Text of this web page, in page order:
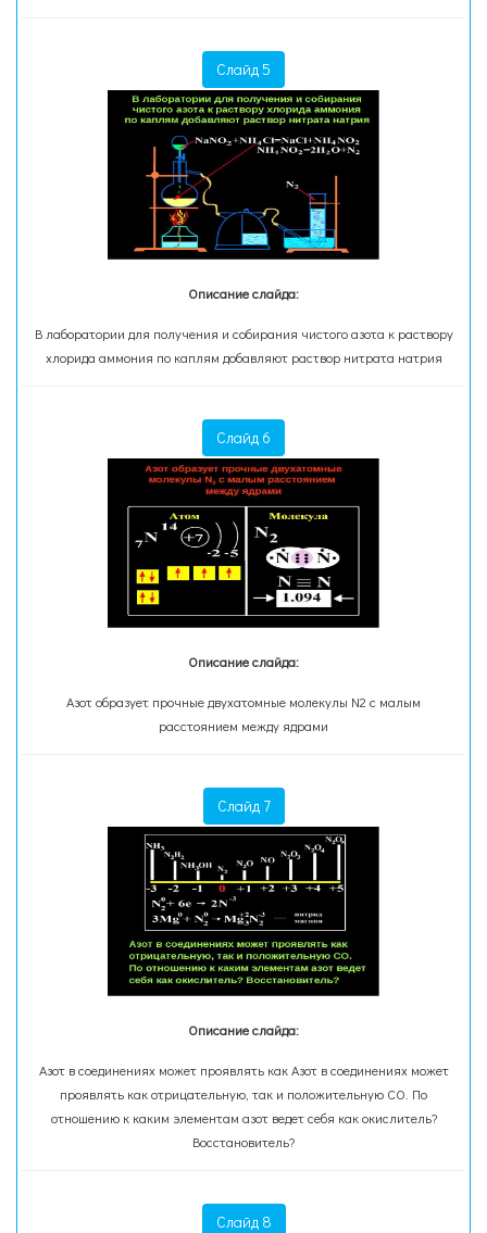
Слайд 5
Описание слайда:
В лаборатории для получения и собирания чистого азота к раствору
хлорида аммония по каплям добавляют раствор нитрата натрия
Слайд 6
Описание слайда:
Азот образует прочные двухатомные молекулы N2 с малым
расстоянием между ядрами
Слайд 7
Описание слайда:
Азот в соединениях может проявлять как Азот в соединениях может
проявлять как отрицательную, так и положительную СО. По
отношению к каким элементам азот ведет себя как окислитель?
Восстановитель?
Слайд 8